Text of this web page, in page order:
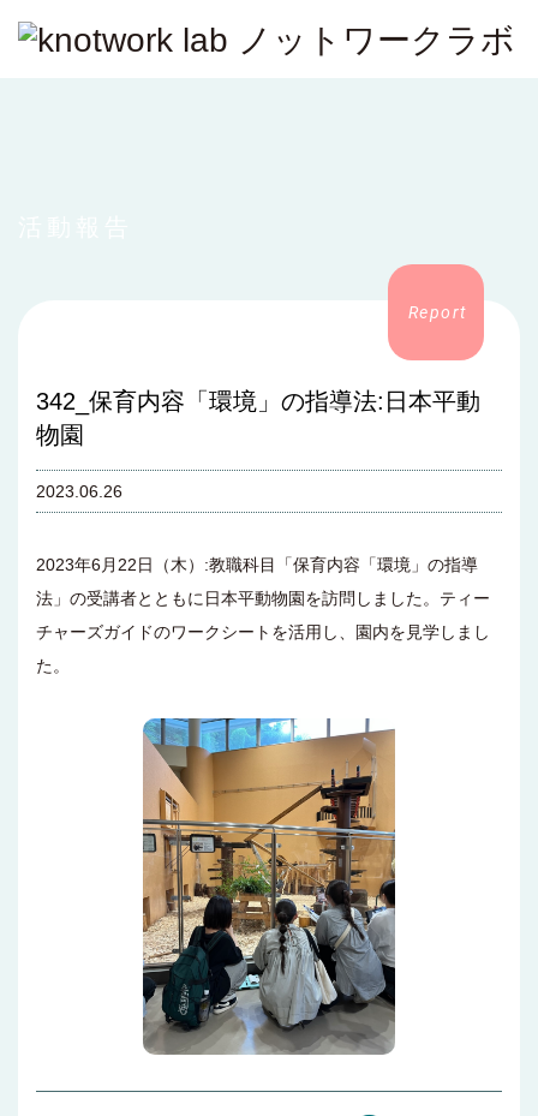
342_保育内容「環境」の指導法:日本平動
物園
2023.06.26
2023年6月22日（木）:教職科目「保育内容「環境」の指導
法」の受講者とともに日本平動物園を訪問しました。ティー
チャーズガイドのワークシートを活用し、園内を見学しまし
た。